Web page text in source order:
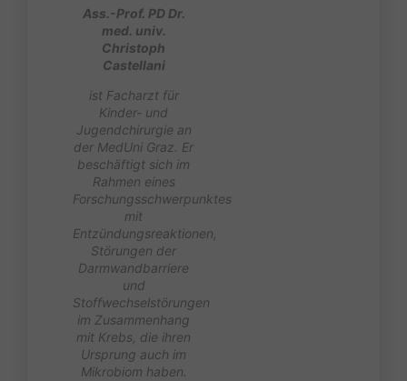
Ass.-Prof. PD Dr.
med. univ.
Christoph
Castellani
ist Facharzt für
Kinder- und
Jugendchirurgie an
der MedUni Graz. Er
beschäftigt sich im
Rahmen eines
Forschungsschwerpunktes
mit
Entzündungsreaktionen,
Störungen der
Darmwandbarriere
und
Stoffwechselstörungen
im Zusammenhang
mit Krebs, die ihren
Ursprung auch im
Mikrobiom haben.